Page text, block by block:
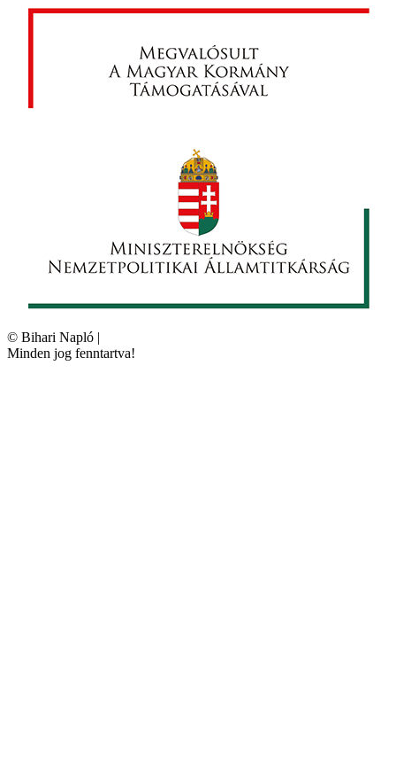
© Bihari Napló |
Minden jog fenntartva!